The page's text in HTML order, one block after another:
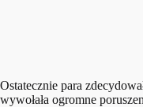
Ostatecznie para
wywołała ogromne